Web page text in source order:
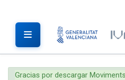
Gracias por descargar